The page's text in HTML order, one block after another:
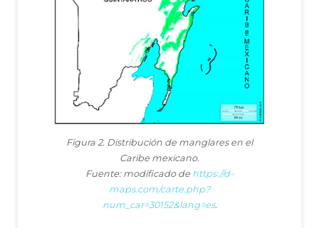
Figura 2. Distribución de manglares en el
Caribe mexicano.
Fuente: modificado de https://d-
maps.com/carte.php?
num_car=30152&lang=es.